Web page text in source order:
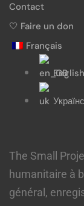
Contact
🤍 Faire un don
Français
English
The Small
humanitaire à
général,